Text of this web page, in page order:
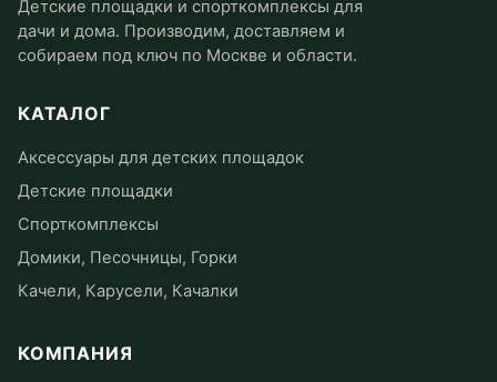
Детские площадки и спорткомплексы для
дачи и дома. Производим, доставляем и
собираем под ключ по Москве и области.
КАТАЛОГ
Аксессуары для детских площадок
Детские площадки
Спорткомплексы
Домики, Песочницы, Горки
Качели, Карусели, Качалки
КОМПАНИЯ